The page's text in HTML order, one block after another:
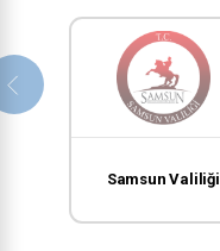
Samsun Valiliği